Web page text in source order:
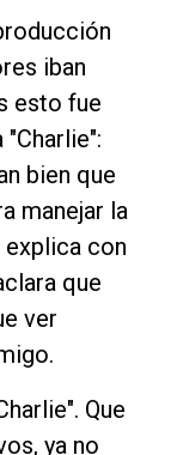
iban
esto fue
bien que
manejar la
con
que
ver
Que
ya no